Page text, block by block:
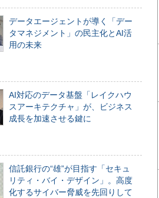
データエージェントが導く「デー
タマネジメント」の民主化とAI活
用の未来
AI対応のデータ基盤「レイクハウ
スアーキテクチャ」が、ビジネス
成長を加速させる鍵に
信託銀行の“雄”が目指す「セキュ
リティ・バイ・デザイン」。高度
化するサイバー脅威を先回りして